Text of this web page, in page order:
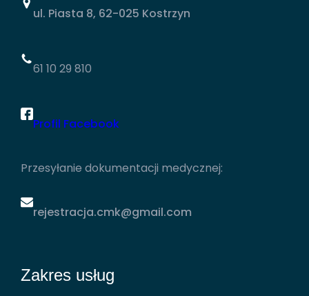
ul. Piasta 8, 62-025 Kostrzyn
61 10 29 810
Profil Facebook
Przesyłanie dokumentacji medycznej:
rejestracja.cmk@gmail.com
Zakres usług